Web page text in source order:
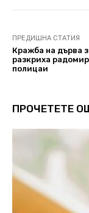
ПРЕДИШНА СТАТИЯ
Кражба на дърва
разкриха
полицаи
ПРОЧЕТЕТЕ